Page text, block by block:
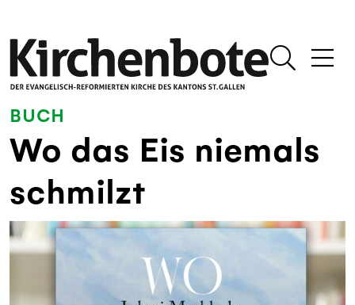
BUCH
Wo das Eis niemals
schmilzt